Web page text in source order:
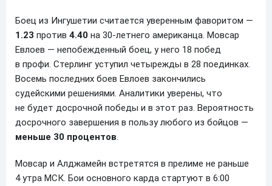
Боец из Ингушетии считается уверенным фаворитом —
1.23 против 4.40 на 30-летнего американца. Мовсар
Евлоев — непобежденный боец, у него 18 побед
в профи. Стерлинг уступил четырежды в 28 поединках.
Восемь последних боев Евлоев закончились
судейскими решениями. Аналитики уверены, что
не будет досрочной победы и в этот раз. Вероятность
досрочного завершения в пользу любого из бойцов —
меньше 30 процентов.
Мовсар и Алджамейн встретятся в прелиме не раньше
4 утра МСК. Бои основного карда стартуют в 6:00